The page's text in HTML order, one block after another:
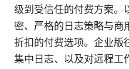
级到受信任的付费方案。
密、严格的日志策略与商
折扣的付费选项。企业版
集中日志、以及对远程工